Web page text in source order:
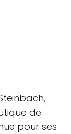
de
pour ses